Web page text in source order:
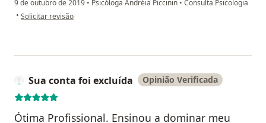
9 de outubro de 2019 • Psicóloga Andréia Piccinin • Consulta Psicologia
• na opinião do utilizador Sua conta foi excluída
Solicitar revisão
Sua conta foi excluída Opinião Verificada
Ótima Profissional. Ensinou a dominar meu